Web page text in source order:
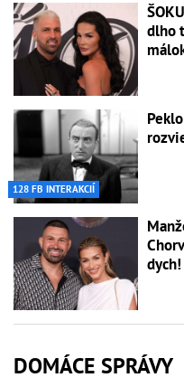
dlho
128 FB INTERAKCIÍ
DOMÁCE SPRÁVY